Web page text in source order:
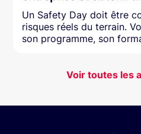
Un Safety Day doit être
risques réels du terrain.
son programme, son
Voir toutes les